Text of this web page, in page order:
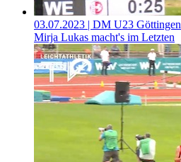
03.07.2023 | DM U23 Göttingen
Mirja Lukas macht's im Letzten